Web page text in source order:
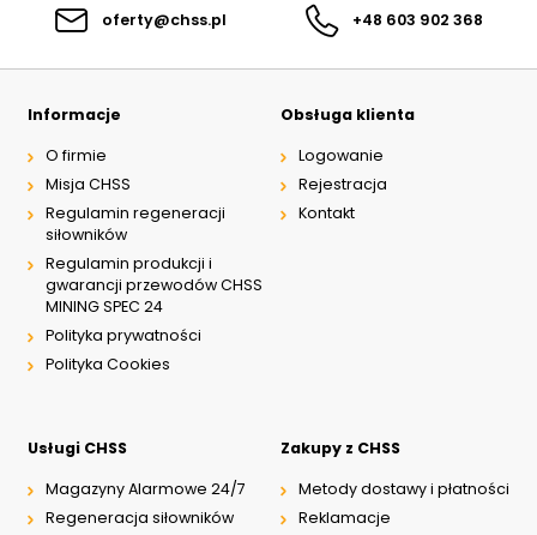
oferty@chss.pl +48 603 902 368
Informacje
O firmie
Misja CHSS
Regulamin regeneracji
siłowników
Regulamin produkcji i
gwarancji przewodów CHSS
MINING SPEC 24
Polityka prywatności
Polityka Cookies
Obsługa klienta
Logowanie
Rejestracja
Kontakt
Usługi CHSS
Magazyny Alarmowe 24/7
Regeneracja siłowników
Zakupy z CHSS
Metody dostawy i płatności
Reklamacje